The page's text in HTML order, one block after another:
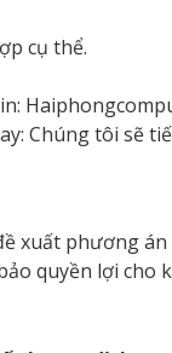
cụ thể.
Chúng tôi sẽ
xuất phương án
quyền lợi cho